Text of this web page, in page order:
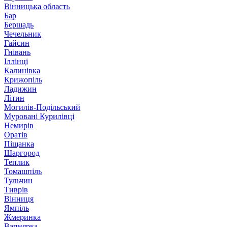
Вінницька область
Бар
Бершадь
Чечельник
Гайсин
Гнівань
Іллінці
Калинівка
Крижопіль
Ладижин
Літин
Могилів-Подільський
Муровані Курилівці
Немирів
Оратів
Піщанка
Шаргород
Теплик
Томашпіль
Тульчин
Тиврів
Вінниця
Ямпіль
Жмеринка